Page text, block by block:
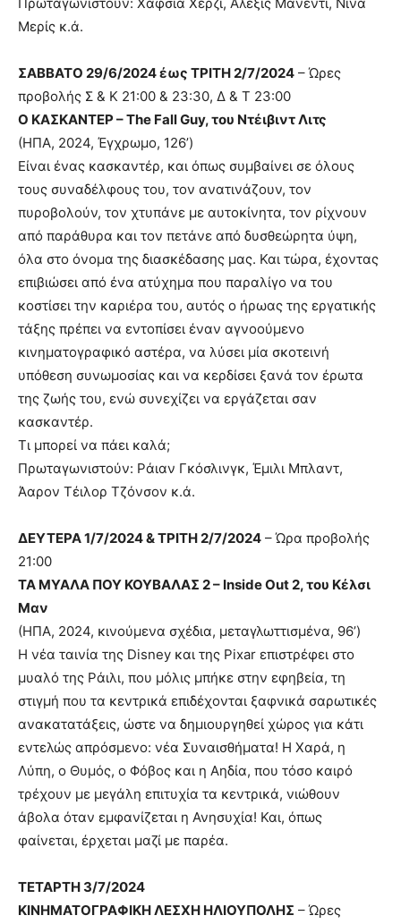
Μερίς κ.ά.
ΣΑΒΒΑΤΟ 29/6/2024 έως ΤΡΙΤΗ 2/7/2024 – Ώρες
προβολής Σ & Κ 21:00 & 23:30, Δ & Τ 23:00
Ο ΚΑΣΚΑΝΤΕΡ – The Fall Guy, του Ντέιβιντ Λιτς
(ΗΠΑ, 2024, Έγχρωμο, 126’)
Είναι ένας κασκαντέρ, και όπως συμβαίνει σε όλους
τους συναδέλφους του, τον ανατινάζουν, τον
πυροβολούν, τον χτυπάνε με αυτοκίνητα, τον ρίχνουν
από παράθυρα και τον πετάνε από δυσθεώρητα ύψη,
όλα στο όνομα της διασκέδασης μας. Και τώρα, έχοντας
επιβιώσει από ένα ατύχημα που παραλίγο να του
κοστίσει την καριέρα του, αυτός ο ήρωας της εργατικής
τάξης πρέπει να εντοπίσει έναν αγνοούμενο
κινηματογραφικό αστέρα, να λύσει μία σκοτεινή
υπόθεση συνωμοσίας και να κερδίσει ξανά τον έρωτα
της ζωής του, ενώ συνεχίζει να εργάζεται σαν
κασκαντέρ.
Τι μπορεί να πάει καλά;
Πρωταγωνιστούν: Ράιαν Γκόσλινγκ, Έμιλι Μπλαντ,
Άαρον Τέιλορ Τζόνσον κ.ά.
ΔΕΥΤΕΡΑ 1/7/2024 & ΤΡΙΤΗ 2/7/2024 – Ώρα προβολής
21:00
ΤΑ ΜΥΑΛΑ ΠΟΥ ΚΟΥΒΑΛΑΣ 2 – Inside Out 2, του Κέλσι
Μαν
(ΗΠΑ, 2024, κινούμενα σχέδια, μεταγλωττισμένα, 96’)
Η νέα ταινία της Disney και της Pixar επιστρέφει στο
μυαλό της Ράιλι, που μόλις μπήκε στην εφηβεία, τη
στιγμή που τα κεντρικά επιδέχονται ξαφνικά σαρωτικές
ανακατατάξεις, ώστε να δημιουργηθεί χώρος για κάτι
εντελώς απρόσμενο: νέα Συναισθήματα! Η Χαρά, η
Λύπη, ο Θυμός, ο Φόβος και η Αηδία, που τόσο καιρό
τρέχουν με μεγάλη επιτυχία τα κεντρικά, νιώθουν
άβολα όταν εμφανίζεται η Ανησυχία! Και, όπως
φαίνεται, έρχεται μαζί με παρέα.
ΤΕΤΑΡΤΗ 3/7/2024
ΚΙΝΗΜΑΤΟΓΡΑΦΙΚΗ ΛΕΣΧΗ ΗΛΙΟΥΠΟΛΗΣ – Ώρες